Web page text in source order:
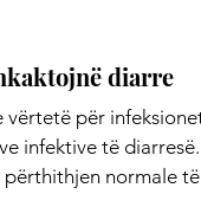
diarre
vërtetë për
infektive të
normale